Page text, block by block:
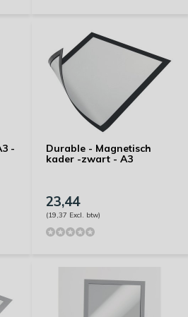
-
Durable - Magnetisch
kader -zwart - A3
23,44
(19,37 Excl. btw)